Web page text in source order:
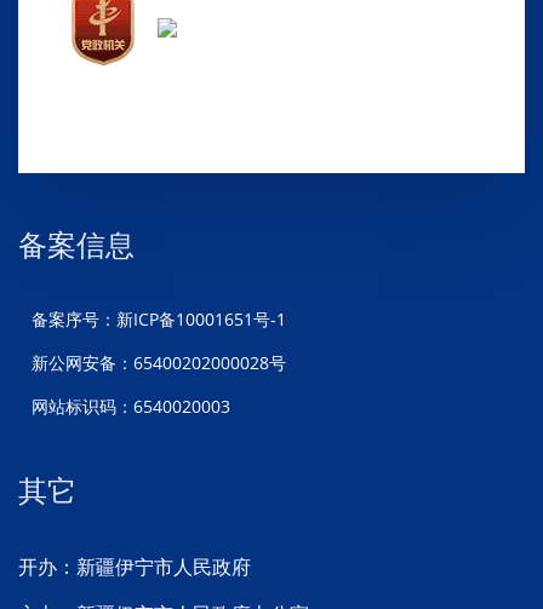
备案信息
备案序号：新ICP备10001651号-1
新公网安备：65400202000028号
网站标识码：6540020003
其它
开办：新疆伊宁市人民政府